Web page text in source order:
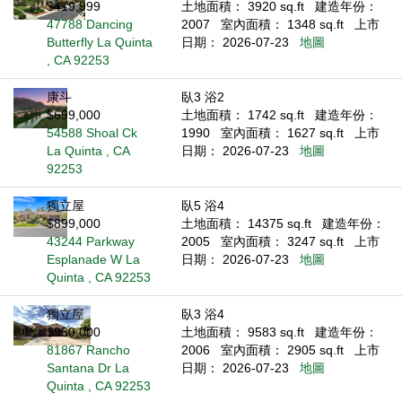
$419,999
47788 Dancing
Butterfly La Quinta
, CA 92253
土地面積： 3920 sq.ft
建造年份：
2007
室內面積： 1348 sq.ft
上市
日期： 2026-07-23
地圖
康斗
$699,000
54588 Shoal Ck
La Quinta , CA
92253
臥3 浴2
土地面積： 1742 sq.ft
建造年份：
1990
室內面積： 1627 sq.ft
上市
日期： 2026-07-23
地圖
獨立屋
$899,000
43244 Parkway
Esplanade W La
Quinta , CA 92253
臥5 浴4
土地面積： 14375 sq.ft
建造年份：
2005
室內面積： 3247 sq.ft
上市
日期： 2026-07-23
地圖
獨立屋
$950,000
81867 Rancho
Santana Dr La
Quinta , CA 92253
臥3 浴4
土地面積： 9583 sq.ft
建造年份：
2006
室內面積： 2905 sq.ft
上市
日期： 2026-07-23
地圖